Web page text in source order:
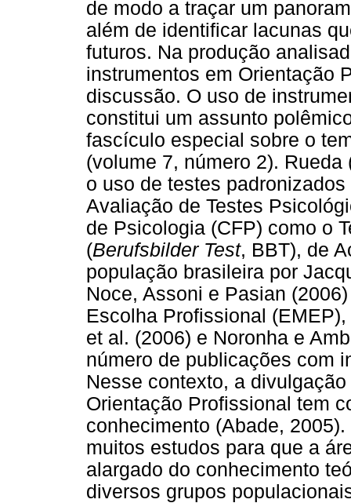
de modo a traçar um
além de identificar lacunas
futuros. Na produção
instrumentos em Orientação
discussão. O uso de
constitui um assunto
fascículo especial sobre o
(volume 7, número 2).
o uso de testes
Avaliação de Testes
de Psicologia (CFP) como o
(Berufsbilder Test, BBT), de
população brasileira por
Noce, Assoni e Pasian
Escolha Profissional
et al. (2006) e Noronha e
número de publicações com
Nesse contexto, a
Orientação Profissional tem
conhecimento (Abade,
muitos estudos para que a
alargado do conhecimento
diversos grupos